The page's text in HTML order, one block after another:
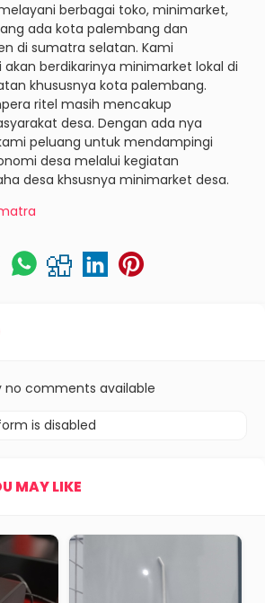
berbagai toko, minimarket,
ada kota palembang dan
di sumatra selatan. Kami
berdikarinya minimarket lokal di
khususnya kota palembang.
ritel masih mencakup
desa. Dengan ada nya
peluang untuk mendampingi
desa melalui kegiatan
desa khsusnya minimarket desa.
no comments available
is disabled
MAY LIKE